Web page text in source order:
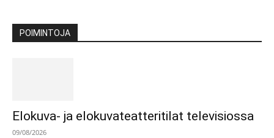
POIMINTOJA
Elokuva- ja elokuvateatteritilat televisiossa
09/08/2026